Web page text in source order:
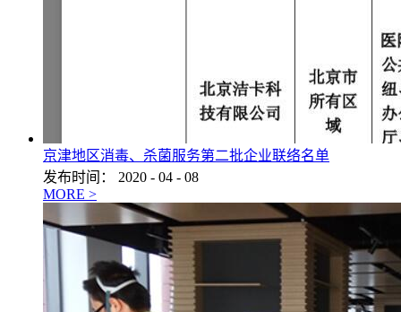
京津地区消毒、杀菌服务第二批企业联络名单
发布时间：
2020 - 04 - 08
MORE >